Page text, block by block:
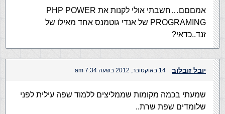
אמםםם…חשבתי אולי לקנות את PHP POWER
PROGRAMING של אנדי גוטמנס אחד מאילו של
זנד..כדאי?
יובל זובלוב 14 באוקטובר, 2012 בשעה 7:34 am
שמעתי בכמה מקומות שממליצים ללמוד שפה עילית לפני
שלומדים שפת שרת..